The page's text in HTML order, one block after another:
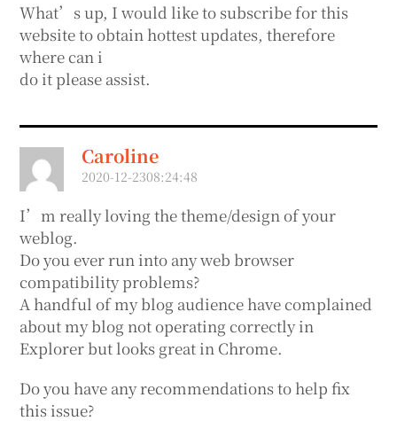
What’s up, I would like to subscribe for this
website to obtain hottest updates, therefore
where can i
do it please assist.
Caroline
2020-12-2308:24:48
I’m really loving the theme/design of your
weblog.
Do you ever run into any web browser
compatibility problems?
A handful of my blog audience have complained
about my blog not operating correctly in
Explorer but looks great in Chrome.
Do you have any recommendations to help fix
this issue?